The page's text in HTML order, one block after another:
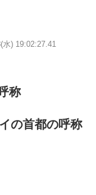
水) 19:02:27.41
称
の首都の呼称